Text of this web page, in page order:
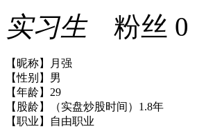
实习生粉丝 0
【昵称】月强
【性别】男
【年龄】29
【股龄】（实盘炒股时间）1.8年
【职业】自由职业